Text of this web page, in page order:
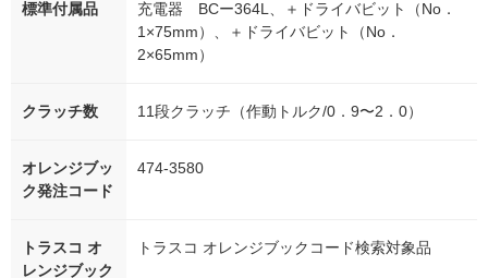
標準付属品
充電器 BCー364L、＋ドライバビット（No．
1×75mm）、＋ドライバビット（No．
2×65mm）
クラッチ数 11段クラッチ（作動トルク/0．9〜2．0）
オレンジブッ
ク発注コード
474-3580
トラスコ オ
レンジブック
トラスコ オレンジブックコード検索対象品